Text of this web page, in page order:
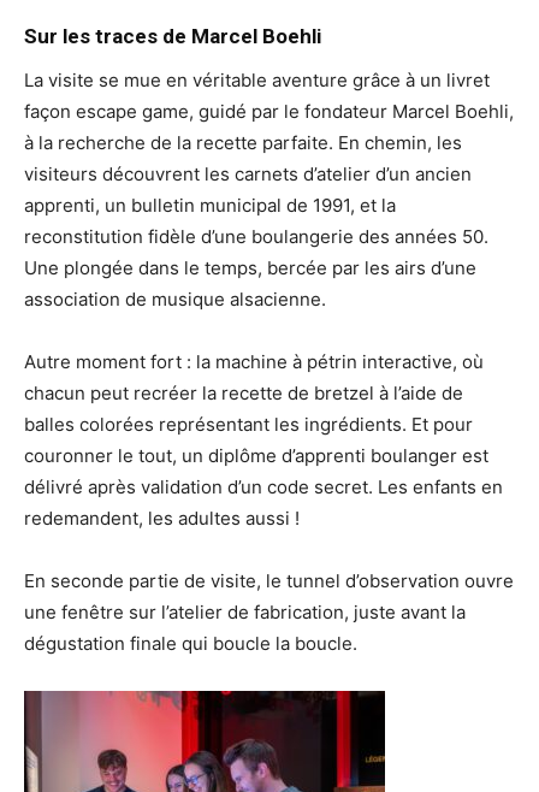
Sur les traces de Marcel Boehli
La visite se mue en véritable aventure grâce à un livret
façon escape game, guidé par le fondateur Marcel Boehli,
à la recherche de la recette parfaite. En chemin, les
visiteurs découvrent les carnets d’atelier d’un ancien
apprenti, un bulletin municipal de 1991, et la
reconstitution fidèle d’une boulangerie des années 50.
Une plongée dans le temps, bercée par les airs d’une
association de musique alsacienne.
Autre moment fort : la machine à pétrin interactive, où
chacun peut recréer la recette de bretzel à l’aide de
balles colorées représentant les ingrédients. Et pour
couronner le tout, un diplôme d’apprenti boulanger est
délivré après validation d’un code secret. Les enfants en
redemandent, les adultes aussi !
En seconde partie de visite, le tunnel d’observation ouvre
une fenêtre sur l’atelier de fabrication, juste avant la
dégustation finale qui boucle la boucle.